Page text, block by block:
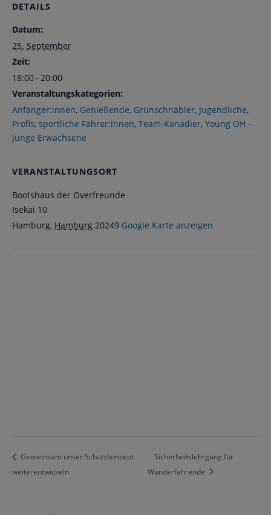
DETAILS
Datum:
25. September
Zeit:
18:00 – 20:00
Veranstaltungskategorien:
Anfänger:innen, Genießende, Grünschnäbler, Jugendliche,
Profis, sportliche Fahrer:innen, Team-Kanadier, Young OH -
Junge Erwachsene
VERANSTALTUNGSORT
Bootshaus der Overfreunde
Isekai 10
Hamburg, Hamburg 20249 Google Karte anzeigen
Gemeinsam unser Schutzkonzept
weiterentwickeln
Sicherheitslehrgang für
Wanderfahrende